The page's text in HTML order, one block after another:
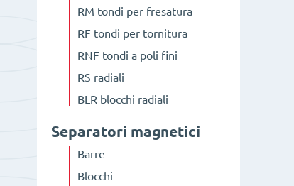
RM tondi per fresatura
RF tondi per tornitura
RNF tondi a poli fini
RS radiali
BLR blocchi radiali
Separatori magnetici
Barre
Blocchi